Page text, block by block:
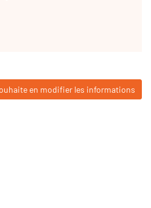
en modifier les informations